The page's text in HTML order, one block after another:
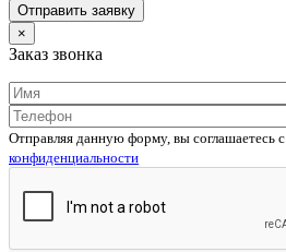
×
Заказ звонка
Отправляя данную форму, вы соглашаетесь c
конфиденциальности